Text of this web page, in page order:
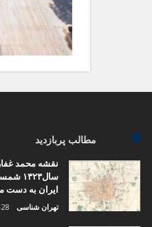
مطالب پربازدید
نقشه محمد
ایران به دست
تهران شناسی